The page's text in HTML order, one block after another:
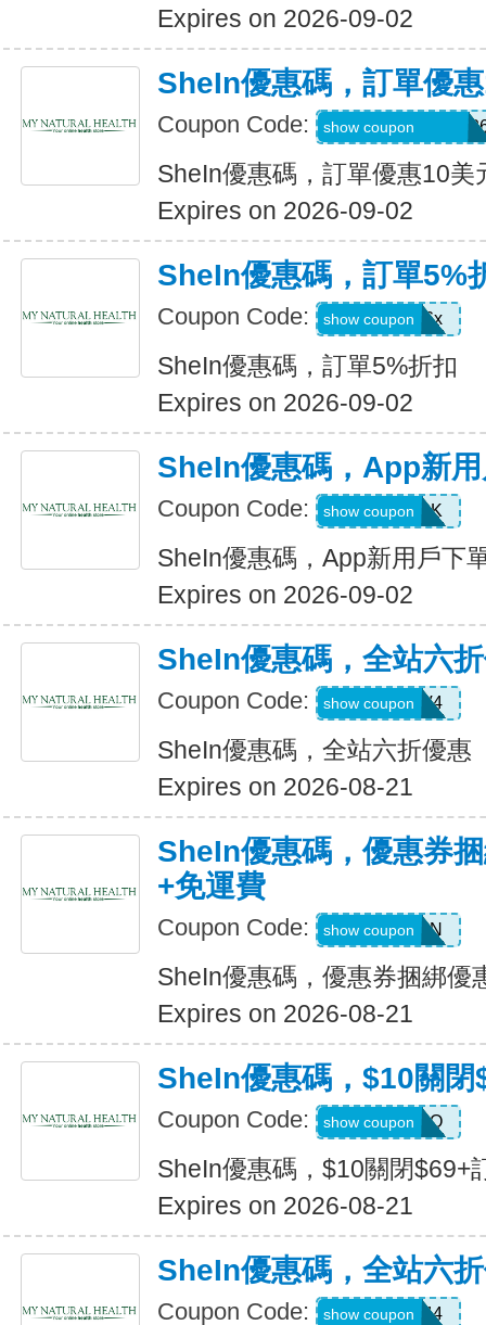
Expires on 2026-09-02
SheIn優惠碼，訂單優
Coupon Code: show coupon
SheIn優惠碼，訂單優惠10美
Expires on 2026-09-02
SheIn優惠碼，訂單5%
Coupon Code: stb4t5u06x
show coupon
SheIn優惠碼，訂單5%折扣
Expires on 2026-09-02
SheIn優惠碼，App新
Coupon Code: 4WM786K
show coupon
SheIn優惠碼，App新用戶下
Expires on 2026-09-02
SheIn優惠碼，全站六
Coupon Code: LS8V4
show coupon
SheIn優惠碼，全站六折優惠
Expires on 2026-08-21
SheIn優惠碼，優惠券
+免運費
Coupon Code: Q82333N
show coupon
SheIn優惠碼，優惠券捆綁優
Expires on 2026-08-21
SheIn優惠碼，$10關閉
Coupon Code: HELLO
show coupon
SheIn優惠碼，$10關閉$69+
Expires on 2026-08-21
SheIn優惠碼，全站六
Coupon Code: V3A44
show coupon